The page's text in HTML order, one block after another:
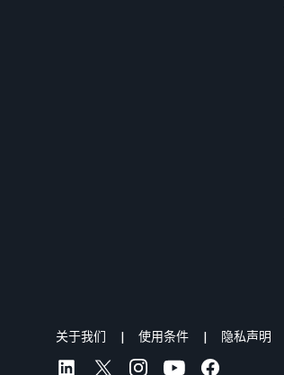
关于我们 使用条件 隐私声明